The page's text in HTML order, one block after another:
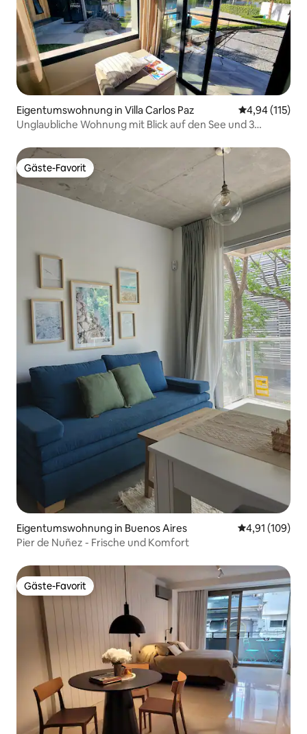
Eigentumswohnung in Villa Carlos Paz
4,94 (115)
Unglaubliche Wohnung mit Blick auf den See und 3
Gäste-Favorit
Gäste-Favorit
Eigentumswohnung in Buenos Aires
4,91 (109)
Pier de Nuñez - Frische und Komfort
Gäste-Favorit
Gäste-Favorit